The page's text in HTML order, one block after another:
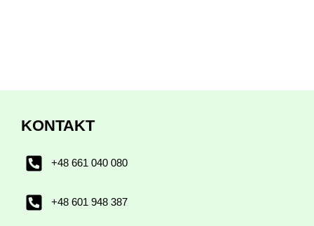
KONTAKT
+48 661 040 080
+48 601 948 387